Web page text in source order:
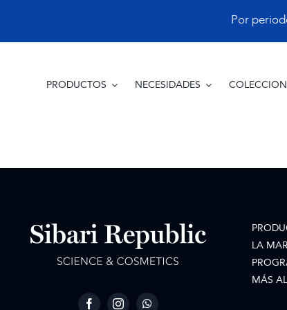
contenido
Por
PRODUCTOS NECESIDADES
LA
MÁS